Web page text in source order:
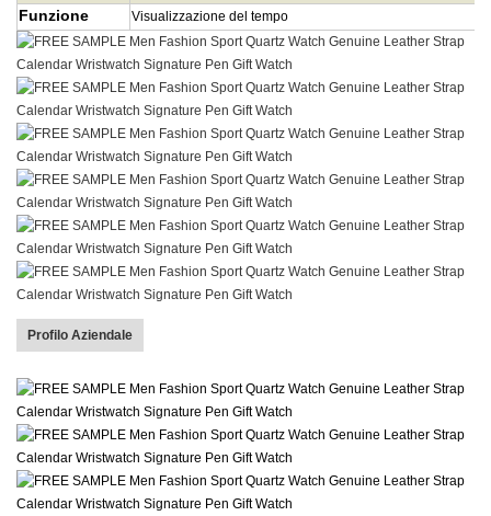
Funzione
Visualizzazione del tempo
Profilo Aziendale